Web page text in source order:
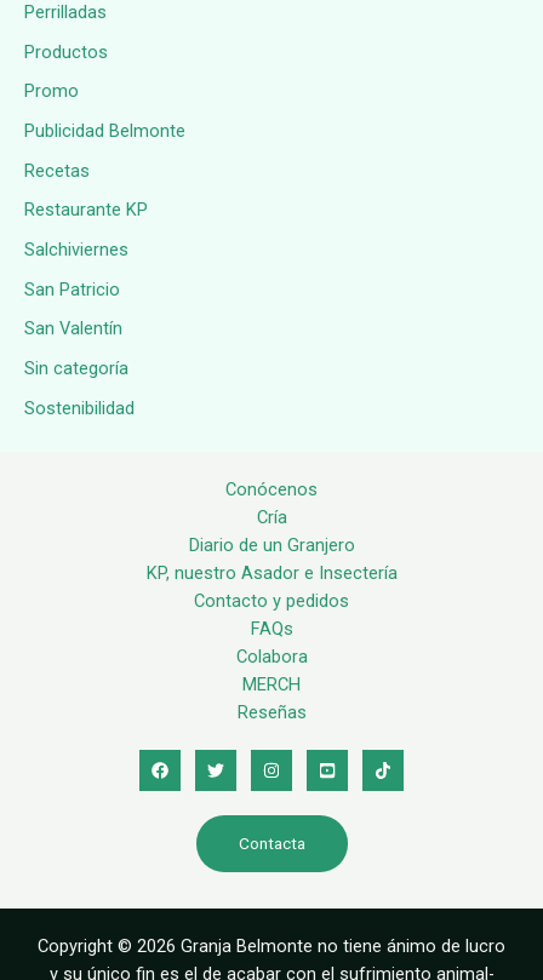
Perrilladas
Productos
Promo
Publicidad Belmonte
Recetas
Restaurante KP
Salchiviernes
San Patricio
San Valentín
Sin categoría
Sostenibilidad
Conócenos
Cría
Diario de un Granjero
KP, nuestro Asador e Insectería
Contacto y pedidos
FAQs
Colabora
MERCH
Reseñas
Contacta
Copyright © 2026 Granja Belmonte no tiene ánimo de lucro
y su único fin es el de acabar con el sufrimiento animal-